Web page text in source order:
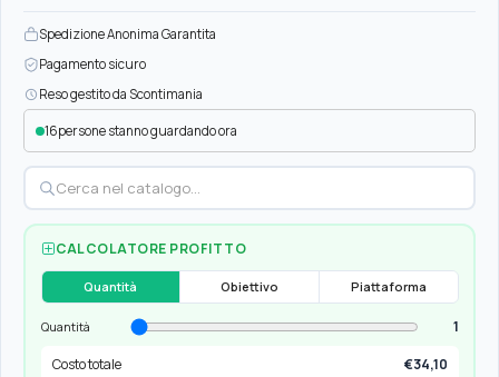
Spedizione Anonima Garantita
Pagamento sicuro
Reso gestito da Scontimania
16persone stanno guardando ora
CALCOLATORE PROFITTO
Quantità Obiettivo Piattaforma
Quantità
1
Costo totale
€34,10